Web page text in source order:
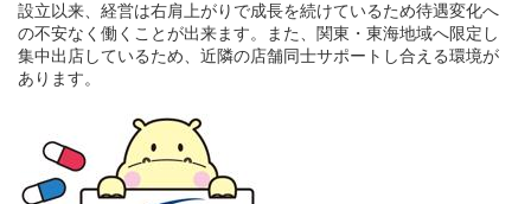
設立以来、経営は右肩上がりで成長を続けているため待遇変化へ
の不安なく働くことが出来ます。また、関東・東海地域へ限定し
集中出店しているため、近隣の店舗同士サポートし合える環境が
あります。